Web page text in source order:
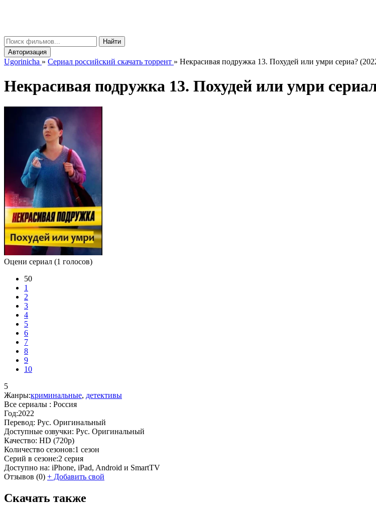
Найти
Авторизация
Ugorinicha » Сериал российский скачать торрент » Некрасивая подружка 13. Похудей или умри сериа?
Некрасивая подружка 13. Похудей или умри
Оцени сериал (1 голосов)
50
1
2
3
4
5
6
7
8
9
10
5
Жанры:криминальные, детективы
Все сериалы : Россия
Год:2022
Перевод: Рус. Оригинальный
Доступные озвучки: Рус. Оригинальный
Качество: HD (720p)
Количество сезонов:1 сезон
Серий в сезоне:2 серия
Доступно на: iPhone, iPad, Android и SmartTV
Отзывов (0) + Добавить свой
Скачать также